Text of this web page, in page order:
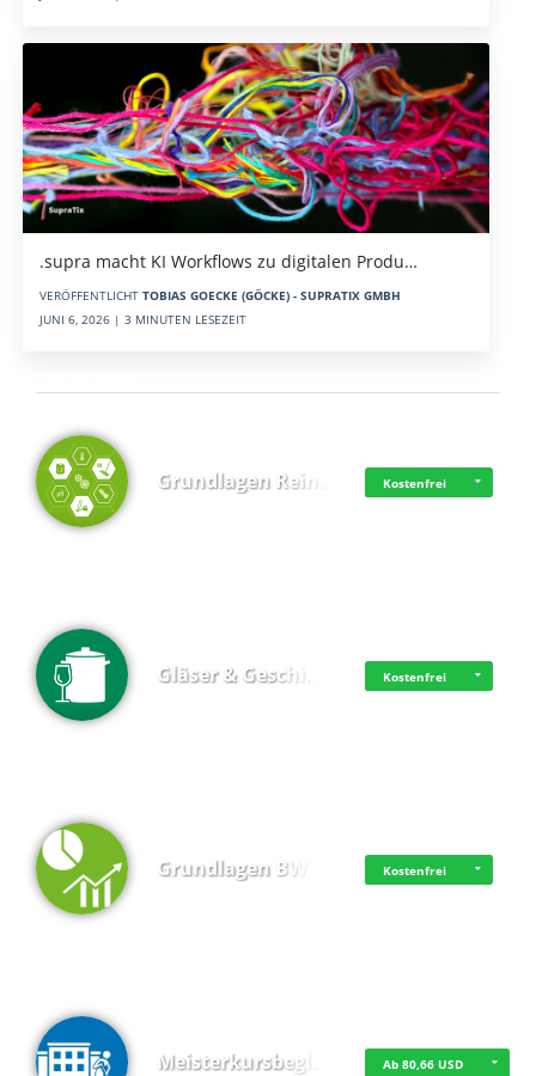
.supra macht KI Workflows zu digitalen Produ…
VERÖFFENTLICHT TOBIAS GOECKE (GÖCKE) - SUPRATIX GMBH
JUNI 6, 2026 | 3 MINUTEN LESEZEIT
Grundlagen Rein… Kostenfrei
Gläser & Geschi… Kostenfrei
Grundlagen BWL Kostenfrei
Meisterkursbegl… Ab 80,66 USD